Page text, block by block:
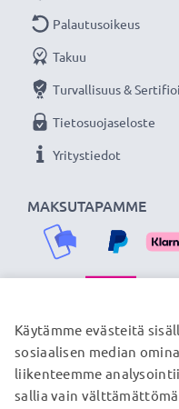
MAKSUTAPAMME
Palautusoikeus
Takuu
Turvallisuus &
Tietosuojaseloste
Yritystiedot
© subtel.fi 2026
Käytämme evästeitä
sosiaalisen median
liikenteemme
sallia vain